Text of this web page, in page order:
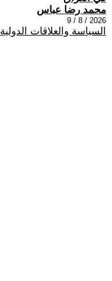
محمد رضا عباس
2026 / 8 / 9
السياسة والعلاقات الدولية